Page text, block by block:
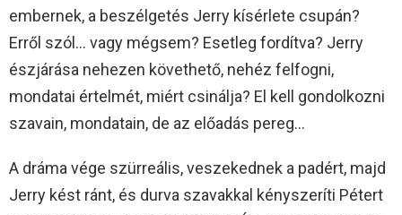
embernek, a beszélgetés Jerry kísérlete csupán?
Erről szól… vagy mégsem? Esetleg fordítva? Jerry
észjárása nehezen követhető, nehéz felfogni,
mondatai értelmét, miért csinálja? El kell gondolkozni
szavain, mondatain, de az előadás pereg…
A dráma vége szürreális, veszekednek a padért, majd
Jerry kést ránt, és durva szavakkal kényszeríti Pétert